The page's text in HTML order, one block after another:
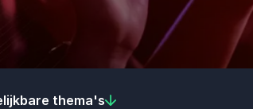
thema's